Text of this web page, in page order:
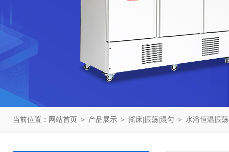
当前位置： 网站首页 ＞ 产品展示 ＞ 摇床|振荡|混匀 ＞ 水浴恒温振